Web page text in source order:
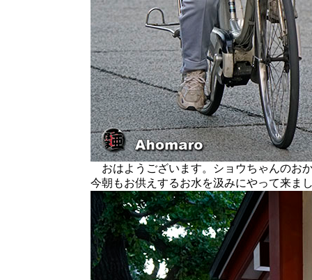
おはようございます。ショウちゃんのお
今朝もお供えするお水を汲みにやって来ま